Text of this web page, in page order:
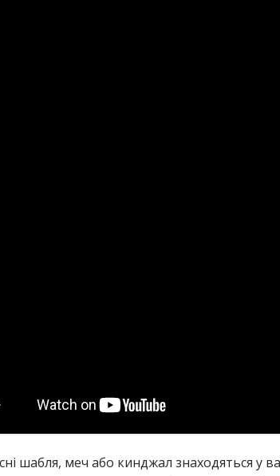
шабля, меч або кинджал знаходяться